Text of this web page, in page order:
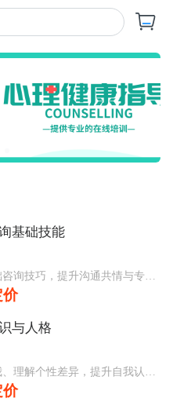
基础技能
价
与人格
认识自我、理解个性差异，提升自我认知与心理健康水平。
价